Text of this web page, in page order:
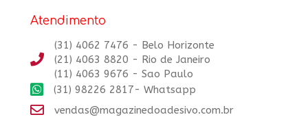
Atendimento
(31) 4062 7476 - Belo Horizonte
(21) 4063 8820 - Rio de Janeiro
(11) 4063 9676 - Sao Paulo
(31) 98226 2817- Whatsapp
vendas@magazinedoadesivo.com.br